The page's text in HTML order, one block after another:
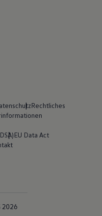
Rechtliches
EU Data Act
2026